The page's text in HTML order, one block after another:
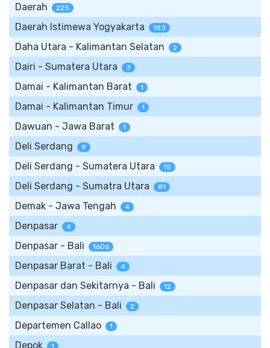
Daerah 225
Daerah Istimewa Yogyakarta 183
Daha Utara - Kalimantan Selatan 2
Dairi - Sumatera Utara 3
Damai - Kalimantan Barat 1
Damai - Kalimantan Timur 1
Dawuan - Jawa Barat 1
Deli Serdang 9
Deli Serdang - Sumatera Utara 15
Deli Serdang - Sumatra Utara 81
Demak - Jawa Tengah 4
Denpasar 4
Denpasar - Bali 1606
Denpasar Barat - Bali 4
Denpasar dan Sekitarnya - Bali 12
Denpasar Selatan - Bali 2
Departemen Callao 1
Depok 1